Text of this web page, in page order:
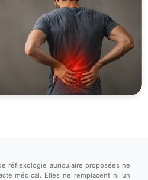
réflexologie auriculaire proposées ne
médical. Elles ne remplacent ni un